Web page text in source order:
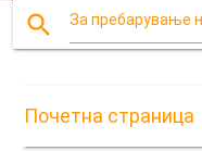
search За пребарување
Почетна страница